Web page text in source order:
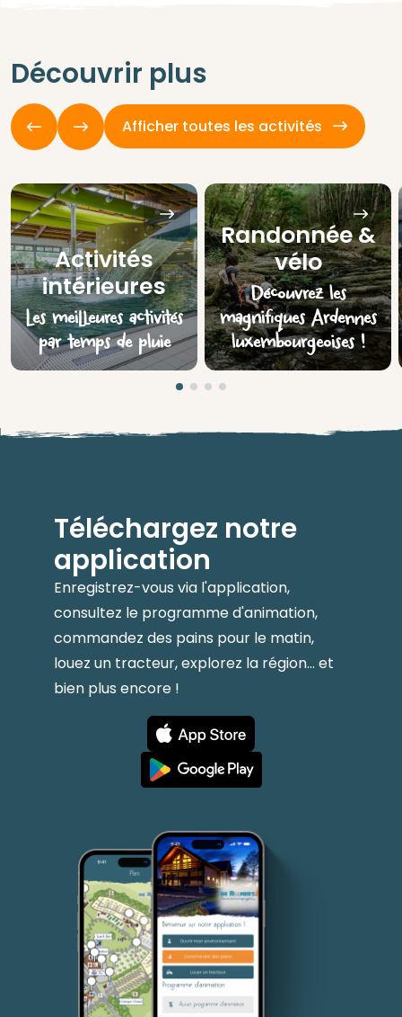
Découvrir plus
Afficher toutes les activités
Activités
intérieures
Les meilleures activités
par temps de pluie
Randonnée &
vélo
Découvrez les
magnifiques Ardennes
luxembourgeoises !
Téléchargez notre
application
Enregistrez-vous via l'application,
consultez le programme d'animation,
commandez des pains pour le matin,
louez un tracteur, explorez la région... et
bien plus encore !